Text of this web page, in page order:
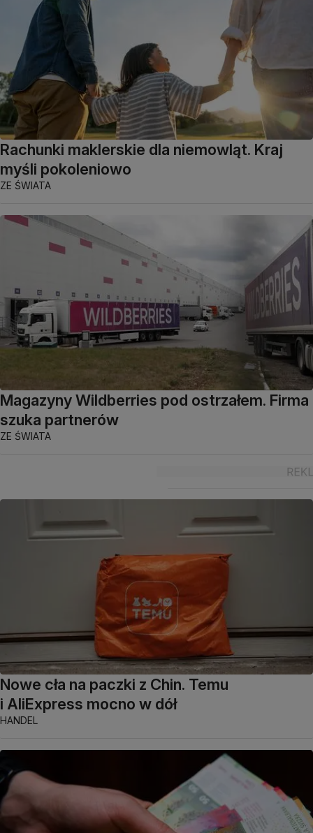
Rachunki maklerskie dla niemowląt. Kraj
myśli pokoleniowo
ZE ŚWIATA
Magazyny Wildberries pod ostrzałem. Firma
szuka partnerów
ZE ŚWIATA
Nowe cła na paczki z Chin. Temu
i AliExpress mocno w dół
HANDEL